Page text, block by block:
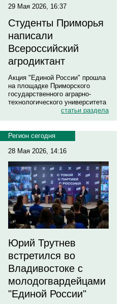
29 Мая 2026, 16:37
Студенты Приморья
написали
Всероссийский
агродиктант
Акция "Единой России" прошла
на площадке Приморского
государственного аграрно-
технологического университета
статьи раздела
Регион сегодня
28 Мая 2026, 14:16
Юрий Трутнев
встретился во
Владивостоке с
молодогвардейцами
"Единой России"